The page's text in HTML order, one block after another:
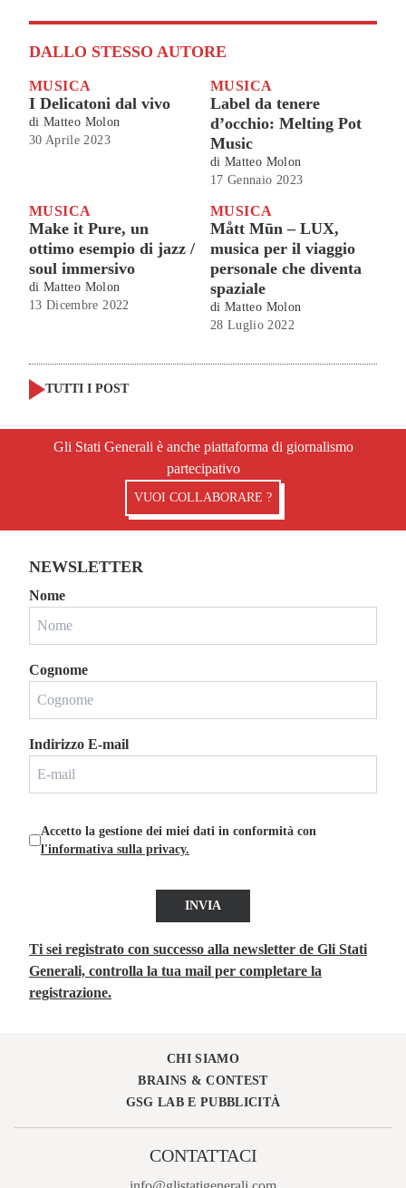
DALLO STESSO AUTORE
MUSICA
I Delicatoni dal vivo
di Matteo Molon
30 Aprile 2023
MUSICA
Label da tenere
d’occhio: Melting Pot
Music
di Matteo Molon
17 Gennaio 2023
MUSICA
Make it Pure, un
ottimo esempio di jazz /
soul immersivo
di Matteo Molon
13 Dicembre 2022
MUSICA
Mått Mūn – LUX,
musica per il viaggio
personale che diventa
spaziale
di Matteo Molon
28 Luglio 2022
TUTTI I POST
Gli Stati Generali è anche piattaforma di giornalismo
partecipativo
VUOI COLLABORARE ?
NEWSLETTER
Nome
Cognome
Indirizzo E-mail
Accetto la gestione dei miei dati in conformità con
l'informativa sulla privacy.
INVIA
Ti sei registrato con successo alla newsletter de Gli Stati
Generali, controlla la tua mail per completare la
registrazione.
CHI SIAMO
BRAINS & CONTEST
GSG LAB E PUBBLICITÀ
CONTATTACI